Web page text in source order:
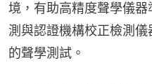
境，有助高精度聲學儀
測與認證機構校正檢測
的聲學測試。